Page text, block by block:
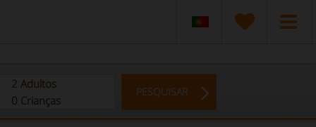
2 Adultos
0 Crianças
PESQUISAR